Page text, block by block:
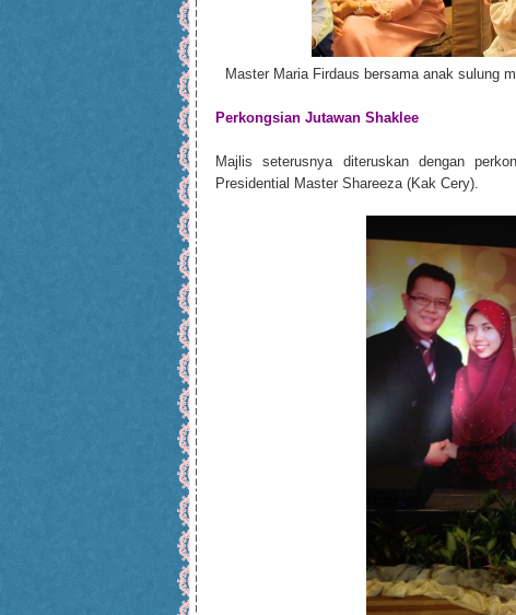
Master Maria Firdaus bersama anak sulung
Perkongsian Jutawan Shaklee
Majlis seterusnya diteruskan dengan
Presidential Master Shareeza (Kak Cery).